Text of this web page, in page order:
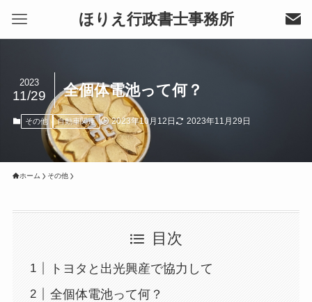
ほりえ行政書士事務所
全個体電池って何？
2023
11/29
その他 自動車関連 2023年10月12日 2023年11月29日
ホーム その他
目次
トヨタと出光興産で協力して
全個体電池って何？